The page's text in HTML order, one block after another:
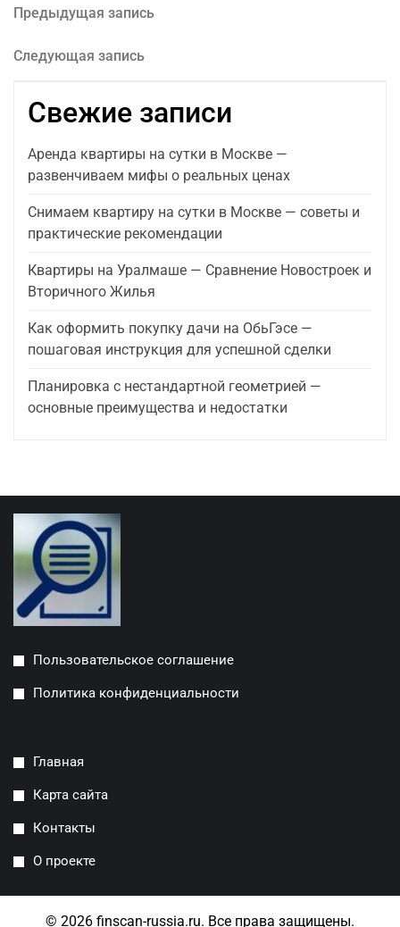
Навигация
по
Предыдущая
Предыдущая запись
Следующая
Следующая запись
Свежие записи
Аренда квартиры на сутки в Москве —
развенчиваем мифы о реальных ценах
Снимаем квартиру на сутки в Москве — советы и
практические рекомендации
Квартиры на Уралмаше — Сравнение Новостроек и
Вторичного Жилья
Как оформить покупку дачи на ОбьГэсе —
пошаговая инструкция для успешной сделки
Планировка с нестандартной геометрией —
основные преимущества и недостатки
Пользовательское соглашение
Политика конфиденциальности
Главная
Карта сайта
Контакты
О проекте
© 2026 finscan-russia.ru. Все права защищены.